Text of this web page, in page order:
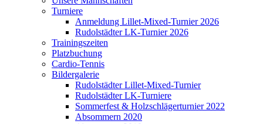
Turniere
Anmeldung Lillet-Mixed-Turnier 2026
Rudolstädter LK-Turnier 2026
Trainingszeiten
Platzbuchung
Cardio-Tennis
Bildergalerie
Rudolstädter Lillet-Mixed-Turnier
Rudolstädter LK-Turniere
Sommerfest & Holzschlägerturnier 2022
Absommern 2020